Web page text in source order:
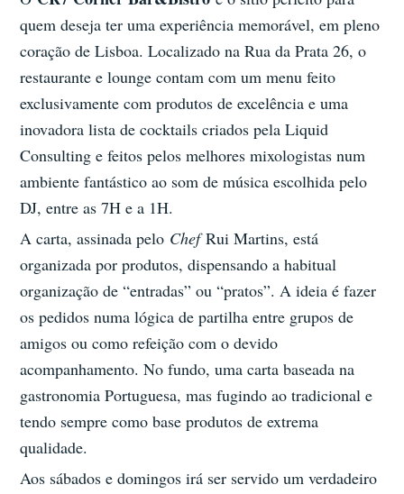
quem deseja ter uma experiência memorável, em pleno
coração de Lisboa. Localizado na Rua da Prata 26, o
restaurante e lounge contam com um menu feito
exclusivamente com produtos de excelência e uma
inovadora lista de cocktails criados pela Liquid
Consulting e feitos pelos melhores mixologistas num
ambiente fantástico ao som de música escolhida pelo
DJ, entre as 7H e a 1H.
A carta, assinada pelo ChefRui Martins, está
organizada por produtos, dispensando a habitual
organização de “entradas” ou “pratos”. A ideia é fazer
os pedidos numa lógica de partilha entre grupos de
amigos ou como refeição com o devido
acompanhamento. No fundo, uma carta baseada na
gastronomia Portuguesa, mas fugindo ao tradicional e
tendo sempre como base produtos de extrema
qualidade.
Aos sábados e domingos irá ser servido um verdadeiro